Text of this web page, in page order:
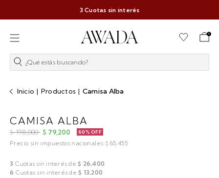
Cápsula Juliana AwadaVer más
0
¿Qué estás buscando?
Inicio | Productos | Camisa Alba
CAMISA ALBA
$ 198,000 $ 79,200 60% OFF
Precio sin impuestos nacionales $ 65,455
3 Cuotas sin interés de $ 26,400
6 Cuotas sin interés de $ 13,200